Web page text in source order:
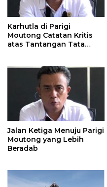
Karhutla di Parigi
Moutong Catatan Kritis
atas Tantangan Tata
Jalan Ketiga Menuju Parigi
Moutong yang Lebih
Beradab